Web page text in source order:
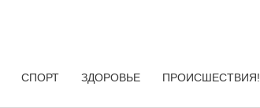
СПОРТ ЗДОРОВЬЕ ПРОИСШЕСТВИЯ!